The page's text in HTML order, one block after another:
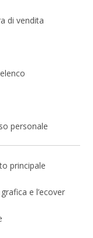
di vendita
personale
principale
e l’ecover